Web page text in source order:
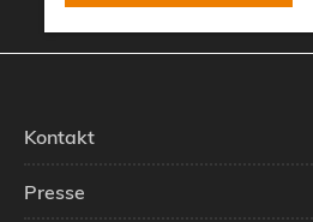
Kontakt
Presse